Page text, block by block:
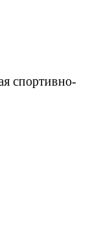
спортивно-